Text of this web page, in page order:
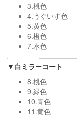
3.桃色
4.うぐいす色
5.黄色
6.橙色
7.水色
▼白ミラーコート
8.桃色
9.緑色
10.青色
11.黄色